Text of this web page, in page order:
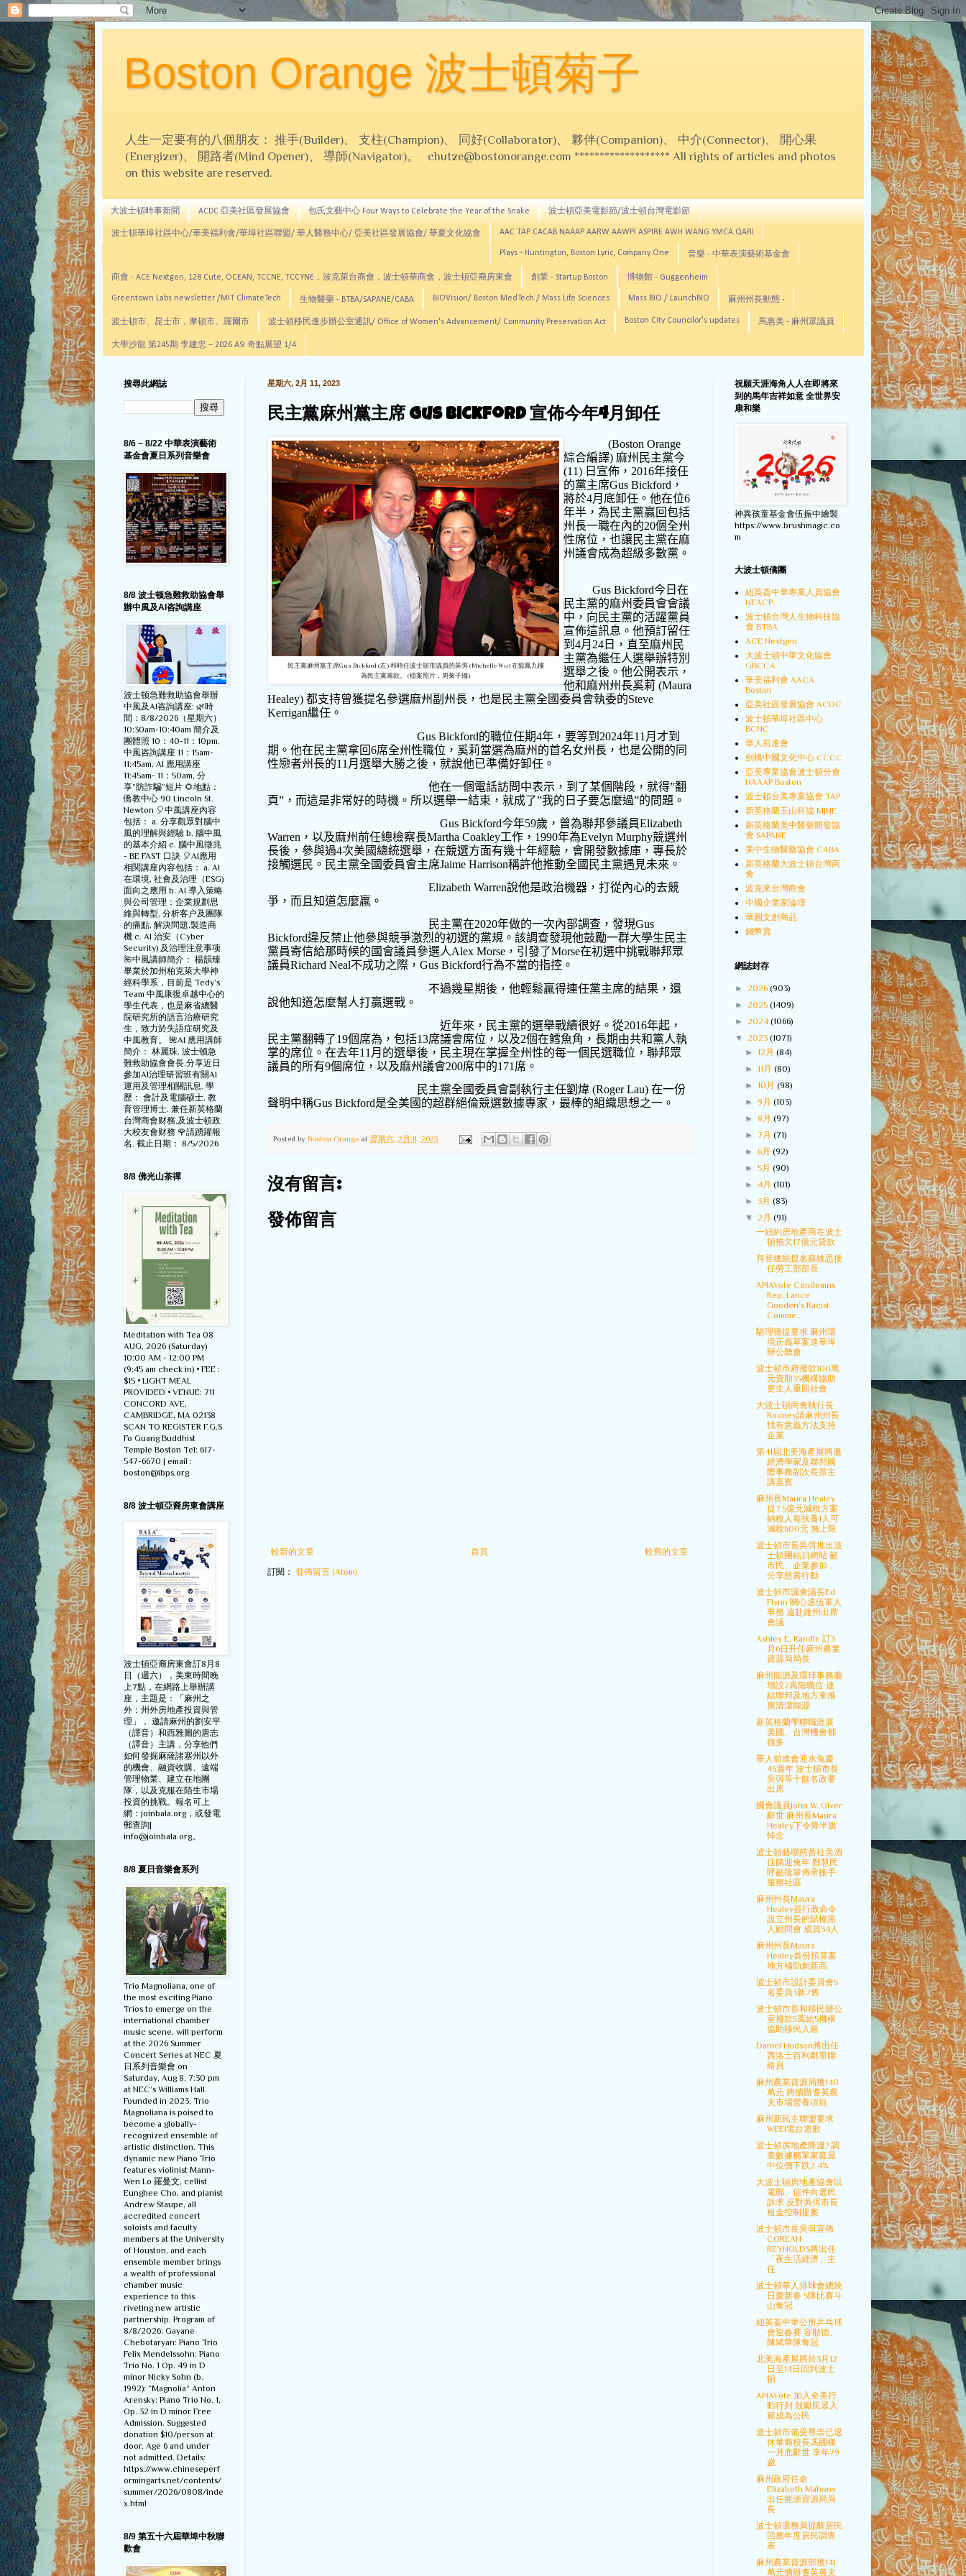
Boston Orange 波士頓菊子
人生一定要有的八個朋友： 推手(Builder)、 支柱(Champion)、 同好(Collaborator)、 夥伴(Companion)、 中介(Connector)、 開心果
(Energizer)、 開路者(Mind Opener)、 導師(Navigator)。 chutze@bostonorange.com ******************* All rights of articles and photos
on this website are reserved.
大波士頓時事新聞 ACDC 亞美社區發展協會 包氏文藝中心 Four Ways to Celebrate the Year of the Snake 波士頓亞美電影節/波士頓台灣電影節
波士頓華埠社區中心/華美福利會/華埠社區聯盟/ 華人醫務中心/ 亞美社區發展協會/ 華夏文化協會 AAC TAP CACAB NAAAP AARW AAWPI ASPIRE AWH WANG YMCA QARI
Plays - Huntington, Boston Lyric, Company One 音樂 - 中華表演藝術基金會
商會 - ACE Nextgen, 128 Cute, OCEAN, TCCNE, TCCYNE，波克萊台商會，波士頓華商會，波士頓亞裔房東會 創業 - Startup Boston 博物館 - Guggenheim
Greentown Labs newsletter /MIT ClimateTech 生物醫藥 - BTBA/SAPANE/CABA BIOVision/ Boston MedTech / Mass Life Sciences Mass BIO / LaunchBIO 麻州州長動態 -
波士頓市、昆士市，摩頓市、羅爾市 波士頓移民進步辦公室通訊/ Office of Women's Advancement/ Community Preservation Act Boston City Councilor's updates 馬惠美 - 麻州眾議員
大學沙龍 第245期 李建忠－2026 ASI 奇點展望 1/4
星期六, 2月 11, 2023
民主黨麻州黨主席 Gus Bickford 宣佈今年4月卸任
民主黨麻州黨主席Gus Bickford (左) 和時任波士頓市議員的吳弭 (Michelle Wu) 在龍鳳九樓
為民主黨籌款。 (檔案照片，周菊子攝)
(Boston Orange
綜合編譯) 麻州民主黨今
(11) 日宣佈， 2016年接任
的黨主席Gus Bickford ，
將於4月底卸任。他在位6
年半，為民主黨贏回包括
州長一職在內的20個全州
性席位，也讓民主黨在麻
州議會成為超級多數黨。
Gus Bickford今日在
民主黨的麻州委員會會議
中，向民主黨的活躍黨員
宣佈這訊息。他預訂留任
到 4月 24 日，直至麻州民
主黨為繼任人選舉辦特別
選舉之後。他公開表示，
他和麻州州長奚莉 (Maura
Healey) 都支持曾獲提名參選麻州副州長，也是民主黨全國委員會執委的Steve
Kerrigan繼任。
Gus Bickford的職位任期4年，要等到 2024年11 月才到
期。他在民主黨拿回6席全州性職位，奚莉當選為麻州的首名女州長，也是公開的同
性戀者州長的11 月選舉大勝之後，就說他已準備好卸任。
他在一個電話訪問中表示，到了某個階段，就得”翻
頁” ，而這是非常好的時機。所以選舉一結束，就成了”我的日子要怎麼過”的問題。
Gus Bickford今年59歲，曾為聯邦參議員Elizabeth
Warren ，以及麻州前任總檢察長Martha Coakley工作， 1990年為Evelyn Murphy競選州
長後，參與過4次美國總統選舉，在競選方面有幾十年經驗，會開發數據庫，專長於
接觸選民。民主黨全國委員會主席Jaime Harrison稱許他推動全國民主黨遇見未來。
Elizabeth Warren說他是政治機器，打從內心的去競
爭，而且知道怎麼贏。
民主黨在2020年做的一次內部調查，發現Gus
Bickford違反禁止他參與競爭激烈的初選的黨規。該調查發現他鼓勵一群大學生民主
黨員寄信給那時候的國會議員參選人Alex Morse ，引發了Morse在初選中挑戰聯邦眾
議員Richard Neal不成功之際， Gus Bickford行為不當的指控。
不過幾星期後，他輕鬆贏得連任黨主席的結果，還
說他知道怎麼幫人打贏選戰。
近年來，民主黨的選舉戰績很好。從2016年起，
民主黨翻轉了19個席為，包括13席議會席位，以及2個在鱈魚角，長期由共和黨人執
掌的席位。在去年11 月的選舉後，民主現在掌握全州性的每一個民選職位，聯邦眾
議員的所有9個席位，以及麻州議會200席中的171 席。
民主黨全國委員會副執行主任劉煒 (Roger Lau) 在一份
聲明中稱Gus Bickford是全美國的超群絕倫競選數據專家，最棒的組織思想之一。
Posted by Boston Orange at 星期六, 2月 11, 2023
沒有留言:
發佈留言
較新的文章 較舊的文章
首頁
訂閱： 發佈留言 (Atom)
搜尋此網誌
8/6 ~ 8/22 中華表演藝術
基金會夏日系列音樂會
8/8 波士顿急難救助協會舉
辦中風及AI咨詢講座
波士顿急難救助協會舉辦
中風及AI咨詢講座: 🌿時
間：8/8/2026（星期六）
10:30am-10:40am 簡介及
團體照 10：40-11：10pm,
中風咨詢講座 11：15am-
11:45am, AI 應用講座
11:45am- 11：50am, 分
享”防詐騙”短片 🌻地點：
僑教中心 90 Lincoln St.
Newton 🎈中風講座內容
包括： a. 分享觀眾對腦中
風的理解與經驗 b. 腦中風
的基本介紹 c. 腦中風徵兆
- BE FAST 口訣 🎈AI應用
相関講座內容包括： a. AI
在環境, 社會及治理（ESG)
面向之應用 b. AI 導入策略
與公司管理：企業規劃思
維與轉型, 分析客户及團隊
的痛點, 解決問題,製造商
機 c. AI 治安（Cyber
Security) 及治理注意事项
🌺中風講師簡介： 楊韻臻
畢業於加州柏克萊大學神
經科學系，目前是 Tedy‘s
Team 中風康復卓越中心的
學生代表，也是麻省總醫
院研究所的語言治療研究
生，致力於失語症研究及
中風教育。 🌺AI 應用講師
簡介： 林麗珠, 波士顿急
難救助協會會長,分享近日
參加AI治理研習班有關AI
運用及管理相關訊息. 學
歷： 會計及電腦硕士, 教
育管理博士. 兼任新英格蘭
台灣商會财務,及波士頓政
大校友會财務 🌹請踴躍報
名. 截止日期： 8/5/2026
8/8 佛光山茶禪
Meditation with Tea 08
AUG, 2026 (Saturday)
10:00 AM - 12:00 PM
(9:45 am check in) • FEE :
$15 • LIGHT MEAL
PROVIDED • VENUE: 711
CONCORD AVE,
CAMBRIDGE, MA 02138
SCAN TO REGISTER F.G.S
Fo Guang Buddhist
Temple Boston Tel: 617-
547-6670 | email :
boston@ibps.org
8/8 波士頓亞裔房東會講座
波士頓亞裔房東會訂8月8
日（週六），美東時間晚
上7點，在網路上舉辦講
座，主題是：「麻州之
外：州外房地產投資與管
理」， 邀請麻州的劉安平
（譯音）和西雅圖的唐志
（譯音）主講，分享他們
如何發掘麻薩諸塞州以外
的機會、融資收購、遠端
管理物業、建立在地團
隊，以及克服在陌生市場
投資的挑戰。報名可上
網：joinbala.org，或發電
郵查詢|
info@joinbala.org。
8/8 夏日音樂會系列
Trio Magnoliana, one of
the most exciting Piano
Trios to emerge on the
international chamber
music scene, will perform
at the 2026 Summer
Concert Series at NEC 夏
日系列音樂會 on
Saturday, Aug 8, 7:30 pm
at NEC’s Williams Hall.
Founded in 2023, Trio
Magnoliana is poised to
become a globally-
recognized ensemble of
artistic distinction. This
dynamic new Piano Trio
features violinist Mann-
Wen Lo 羅曼文, cellist
Eunghee Cho, and pianist
Andrew Staupe, all
accredited concert
soloists and faculty
members at the University
of Houston, and each
ensemble member brings
a wealth of professional
chamber music
experience to this
riveting new artistic
partnership. Program of
8/8/2026: Gayane
Chebotaryan: Piano Trio
Felix Mendelssohn: Piano
Trio No. 1 Op. 49 in D
minor Nicky Sohn (b.
1992): “Magnolia” Anton
Arensky: Piano Trio No. 1,
Op. 32 in D minor Free
Admission. Suggested
donation $10/person at
door. Age 6 and under
not admitted. Details:
https://www.chineseperf
ormingarts.net/contents/
summer/2026/0808/inde
x.html
8/9 第五十六屆華埠中秋聯
歡會
祝願天涯海角人人在即將來
到的馬年吉祥如意 全世界安
康和樂
神異孩童基金會伍振中繪製
https://www.brushmagic.co
m
大波士頓僑團
紐英崙中華專業人員協會
NEACP
波士頓台灣人生物科技協
會 BTBA
ACE Nextgen
大波士頓中華文化協會
GBCCA
華美福利會 AACA
Boston
亞美社區發展協會 ACDC
波士頓華埠社區中心
BCNC
華人前進會
劍橋中國文化中心 CCCC
亞美專業協會波士頓分會
NAAAP Boston
波士頓台美專業協會 TAP
新英格蘭玉山科協 MJNE
新英格蘭美中醫藥開發協
會 SAPANE
美中生物醫藥協會 CABA
新英格蘭大波士頓台灣商
會
波克來台灣商會
中國企業家論壇
華圓文創商品
錢幣賞
網誌封存
► 2026 (903)
► 2025 (1409)
► 2024 (1066)
▼ 2023 (1071)
►12月(84)
►11月(80)
►10月(98)
►9月(103)
► 8月(97)
► 7月(71)
►6月(92)
►5月(90)
► 4月(101)
►3月(83)
▼2月(91)
一紐約房地產商在波士
頓拖欠17億元貸款
拜登總統提名蘇維思接
任勞工部部長
APIAVote Condemns
Rep. Lance
Gooden’s Racist
Comme...
駱理德提要求 麻州環
境正義草案進華埠
辦公聽會
波士頓市府撥款100萬
元資助35機構協助
更生人重回社會
大波士頓商會執行長
Rooney請麻州州長
找有意義方法支持
企業
第41屆北美海產展將邀
經濟學家及聯邦國
際事務副次長當主
講嘉賓
麻州長Maura Healey
提7.5億元減稅方案
納稅人每扶養1人可
減稅600元 無上限
波士頓市長吳弭推出波
士頓團結日網站 籲
市民、企業參加，
分享慈善行動
波士頓市議會議長Ed
Flynn 關心退伍軍人
事務 遠赴維州出席
會議
Ashley E. Randle 訂3
月6日升任麻州農業
資源局局長
麻州能源及環球事務廳
增設2高階職位 連
結聯邦及地方來推
廣清潔能源
新英格蘭學聯職涯展
美國、台灣機會都
很多
華人前進會迎水兔慶
45週年 波士頓市長
吳弭等十餘名政要
出席
國會議員John W. Olver
辭世 麻州長Maura
Healey下令降半旗
悼念
波士頓藝聯慈善社美酒
佳餚迎兔年 鄭慧民
呼籲後輩傳承接手
服務社區
麻州州長Maura
Healey簽行政命令
設立州長的賦權黑
人顧問會 成員34人
麻州州長Maura
Healey首份預算案
地方補助創新高
波士頓市設計委員會5
名委員3新2舊
波士頓市長和移民辦公
室撥款5萬給5機構
協助移民入籍
Daniel Hudson將出任
西洛士百利鄰里聯
絡員
麻州農業資源局獲140
萬元 將擴辦耆英農
夫市場營養項目
麻州新民主聯盟要求
WEEI電台道歉
波士頓房地產降溫? 調
查數據稱單家庭屋
中位價下跌2.4%
大波士頓房地產協會以
電郵、信件向選民
訴求 反對吳弭市長
租金控制提案
波士頓市長吳弭宣佈
COREAN
REYNOLDS將出任
「夜生活經濟」主
任
波士頓華人排球會總統
日慶新春 5隊比賽斗
山奪冠
紐英崙中華公所乒乓球
會迎春賽 容順德、
陳斌華隊奪冠
北美海產展將於3月12
日至14日回到波士
頓
APIAVote 加入全美行
動行列 鼓勵民眾入
籍成為公民
波士頓市備受尊崇已退
休華裔校長馮國樑
一月底辭世 享年79
歲
麻州政府任命
Elizabeth Mahony
出任能源資源局局
長
波士頓選務局提醒居民
回應年度居民調查
表
麻州農業資源部獲141
萬元擴辦耆英農夫